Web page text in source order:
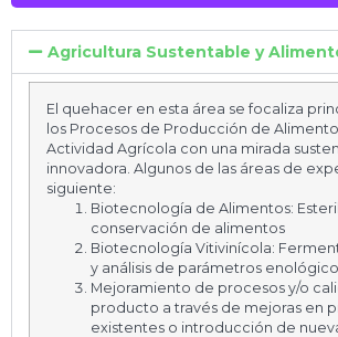
Agricultura Sustentable y
El quehacer en esta área se focaliza
los Procesos de Producción de
Actividad Agrícola con una mirada
innovadora. Algunos de las áreas de
siguiente:
Biotecnología de Alimentos:
conservación de alimentos
Biotecnología Vitivinícola:
y análisis de parámetros
Mejoramiento de procesos y/o
producto a través de mejoras en
existentes o introducción de